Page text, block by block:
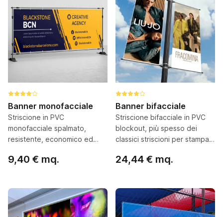
Banner monofacciale
Striscione in PVC
monofacciale spalmato,
resistente, economico ed
e coperture maxi formato
9,40 € mq.
Configura ora
Banner bifacciale
Striscione bifacciale in PVC
blockout, più spesso dei
classici striscioni per stampa
24,44 € mq.
Configura ora